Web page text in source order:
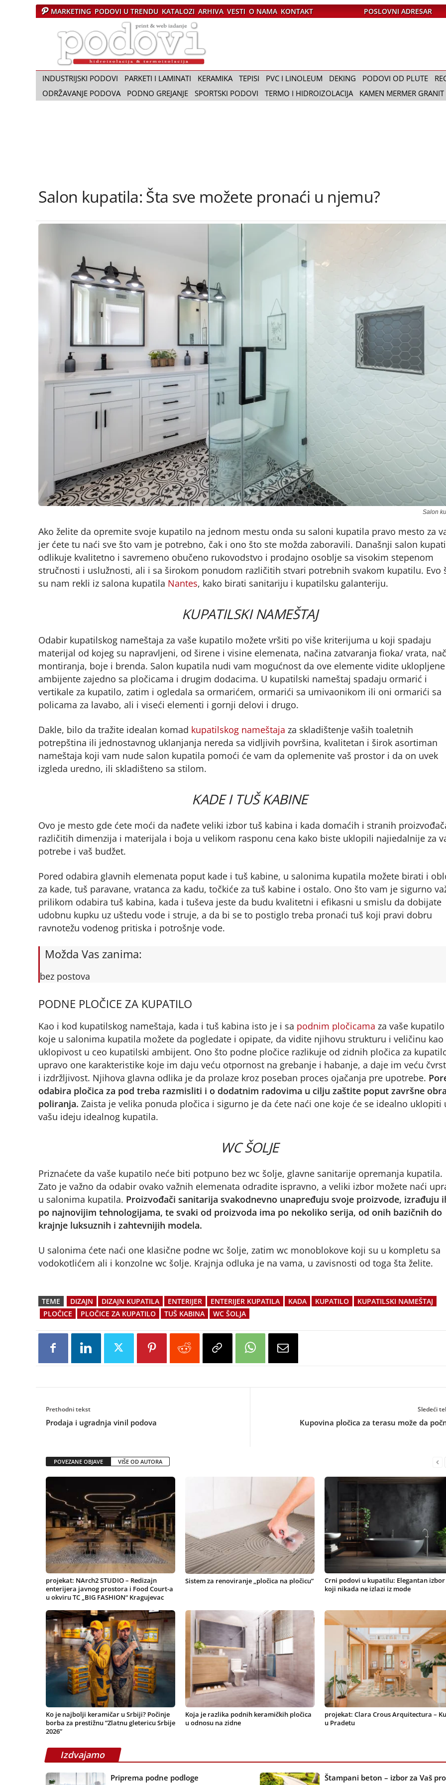
MARKETING PODOVI U TRENDU KATALOZI ARHIVA VESTI O NAMA KONTAKT POSLOVNI ADRESAR
a
p
i
P
INDUSTRIJSKI PODOVI PARKETI I LAMINATI KERAMIKA TEPISI PVC I LINOLEUM DEKING PODOVI OD PLUTE
ODRŽAVANJE PODOVA
PODNO GREJANJE SPORTSKI PODOVI TERMO I HIDROIZOLACIJA KAMEN MERMER GRANIT
Salon kupatila: Šta sve možete pronaći u njemu?
Salon
Ako želite da opremite svoje kupatilo na jednom mestu onda su saloni kupatila pravo mesto za
jer ćete tu naći sve što vam je potrebno, čak i ono što ste možda zaboravili. Današnji salon
odlikuje kvalitetno i savremeno obučeno rukovodstvo i prodajno osoblje sa visokim stepenom
stručnosti i uslužnosti, ali i sa širokom ponudom različitih stvari potrebnih svakom kupatilu. Evo
su nam rekli iz salona kupatila Nantes, kako birati sanitariju i kupatilsku galanteriju.
KUPATILSKI NAMEŠTAJ
Odabir kupatilskog nameštaja za vaše kupatilo možete vršiti po više kriterijuma u koji spadaju
materijal od kojeg su napravljeni, od širene i visine elemenata, načina zatvaranja fioka/ vrata,
montiranja, boje i brenda. Salon kupatila nudi vam mogućnost da ove elemente vidite
ambijente zajedno sa pločicama i drugim dodacima. U kupatilski nameštaj spadaju ormarić i
vertikale za kupatilo, zatim i ogledala sa ormarićem, ormarići sa umivaonikom ili oni ormarići sa
policama za lavabo, ali i viseći elementi i gornji delovi i drugo.
Dakle, bilo da tražite idealan komad kupatilskog nameštaja za skladištenje vaših toaletnih
potrepština ili jednostavnog uklanjanja nereda sa vidljivih površina, kvalitetan i širok asortiman
nameštaja koji vam nude salon kupatila pomoći će vam da oplemenite vaš prostor i da on uvek
izgleda uredno, ili skladišteno sa stilom.
KADE I TUŠ KABINE
Ovo je mesto gde ćete moći da nađete veliki izbor tuš kabina i kada domaćih i stranih
različitih dimenzija i materijala i boja u velikom rasponu cena kako biste uklopili najiedalnije za
potrebe i vaš budžet.
Pored odabira glavnih elemenata poput kade i tuš kabine, u salonima kupatila možete birati i
za kade, tuš paravane, vratanca za kadu, točkiće za tuš kabine i ostalo. Ono što vam je sigurno
prilikom odabira tuš kabina, kada i tuševa jeste da budu kvalitetni i efikasni u smislu da dobijate
udobnu kupku uz uštedu vode i struje, a da bi se to postiglo treba pronaći tuš koji pravi dobru
ravnotežu vodenog pritiska i potrošnje vode.
Možda Vas zanima:
bez postova
PODNE PLOČICE ZA KUPATILO
Kao i kod kupatilskog nameštaja, kada i tuš kabina isto je i sa podnim pločicama za vaše kupatilo
koje u salonima kupatila možete da pogledate i opipate, da vidite njihovu strukturu i veličinu kao
uklopivost u ceo kupatilski ambijent. Ono što podne pločice razlikuje od zidnih pločica za
upravo one karakteristike koje im daju veću otpornost na grebanje i habanje, a daje im veću
i izdržljivost. Njihova glavna odlika je da prolaze kroz poseban proces ojačanja pre upotrebe.
odabira pločica za pod treba razmisliti i o dodatnim radovima u cilju zaštite poput završne
poliranja. Zaista je velika ponuda pločica i sigurno je da ćete naći one koje će se idealno uklopiti
vašu ideju idealnog kupatila.
WC ŠOLJE
Priznaćete da vaše kupatilo neće biti potpuno bez wc šolje, glavne sanitarije opremanja kupatila.
Zato je važno da odabir ovako važnih elemenata odradite ispravno, a veliki izbor možete naći
u salonima kupatila. Proizvođači sanitarija svakodnevno unapređuju svoje proizvode, izrađuju
po najnovijim tehnologijama, te svaki od proizvoda ima po nekoliko serija, od onih bazičnih do
krajnje luksuznih i zahtevnijih modela.
U salonima ćete naći one klasične podne wc šolje, zatim wc monoblokove koji su u kompletu sa
vodokotlićem ali i konzolne wc šolje. Krajnja odluka je na vama, u zavisnosti od toga šta želite.
TEME DIZAJN DIZAJN KUPATILA ENTERIJER ENTERIJER KUPATILA KADA KUPATILO
KUPATILSKI NAMEŠTAJ
PLOČICE
PLOČICE ZA KUPATILO TUŠ KABINA WC ŠOLJA
Prethodni tekst
Prodaja i ugradnja vinil podova
Sledeći
Kupovina pločica za terasu može da
POVEZANE OBJAVE VIŠE OD AUTORA
projekat: NArch2 STUDIO – Redizajn
enterijera javnog prostora i Food Court-a
u okviru TC „BIG FASHION“ Kragujevac
Sistem za renoviranje „pločica na pločicu”
Crni podovi u kupatilu: Elegantan izbor
koji nikada ne izlazi iz mode
Ko je najbolji keramičar u Srbiji? Počinje
borba za prestižnu ”Zlatnu gletericu Srbije
2026”
Koja je razlika podnih keramičkih pločica
u odnosu na zidne
projekat: Clara Crous Arquitectura –
u Pradetu
Izdvajamo
Priprema podne podloge Štampani beton – izbor za Vaš